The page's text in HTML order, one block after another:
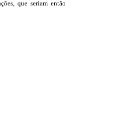
que seriam então